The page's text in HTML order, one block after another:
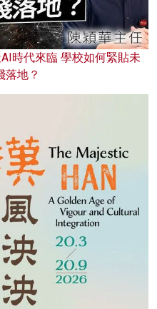
時代來臨 學校如何緊貼未
落地？